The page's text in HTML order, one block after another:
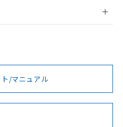
上
ン/会員登録
ただく前に、以下を必ずお読
例
例
認
ー
BV型式承認
（フランス
KR型式
（韓国
/マニュアル